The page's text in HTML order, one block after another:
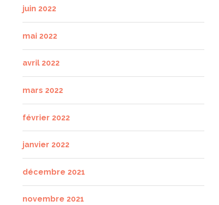
juin 2022
mai 2022
avril 2022
mars 2022
février 2022
janvier 2022
décembre 2021
novembre 2021